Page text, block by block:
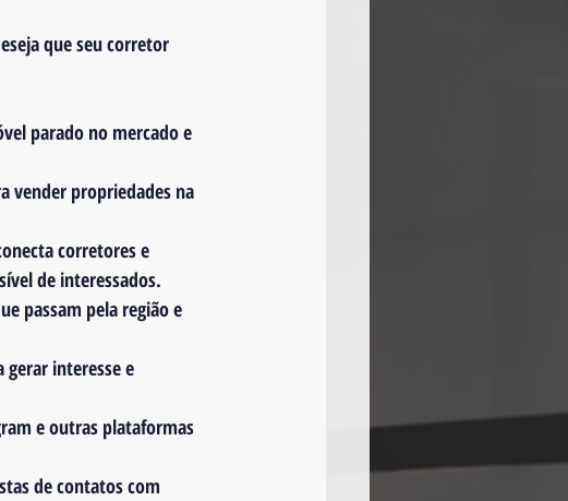
que seu corretor
parado no mercado e
vender propriedades na
corretores e
de interessados.
passam pela região e
interesse e
e outras plataformas
de contatos com